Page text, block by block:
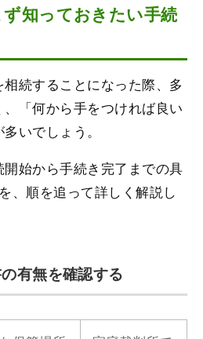
知っておきたい手続
続することになった際、多
「何から手をつければ良い
いでしょう。
始から手続き完了までの具
、順を追って詳しく解説し
有無を確認する